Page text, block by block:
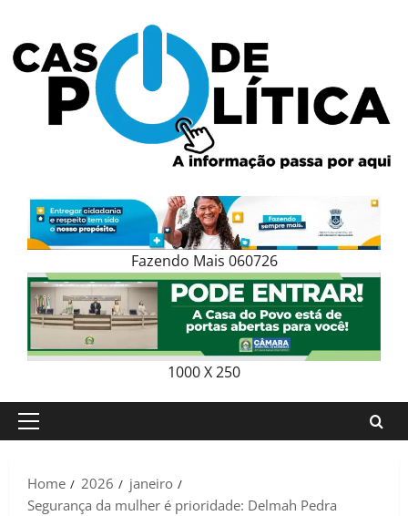
content
Fazendo Mais 060726
1000 X 250
Primary
Home
2026
janeiro
Segurança da mulher é prioridade: Delmah Pedra